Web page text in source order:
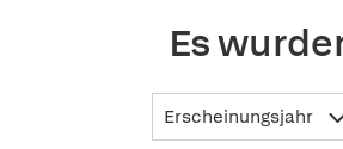
Es
Erscheinungsjahr